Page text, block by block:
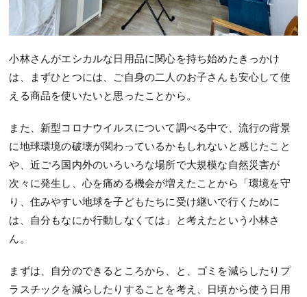
小林さんがエシカルな日用品に関心を持ち始めたきっかけ
は、まずひとつには、ご自身の二人のお子さんも安心して使
える商品を使いたいと思ったことから。
また、新型コロナウイルスについて調べる中で、流行の背景
に地球環境の破壊が関わっているかもしれないと感じたこと
や、近ごろ国内外のいろいろな場所で大規模な自然災害が
次々に発生し、心を痛める機会が増えたことから「環境を守
り、住みやすい地球を子どもたちに受け継いで行くために
は、自分もなにか行動しなくては」と考えたという小林さ
ん。
まずは、自分のできるところから、と、ゴミを減らしたりプ
ラスチックを減らしたりすることを考え、日頃から使う日用